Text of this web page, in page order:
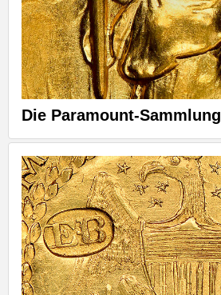
Die Paramount-Sammlung